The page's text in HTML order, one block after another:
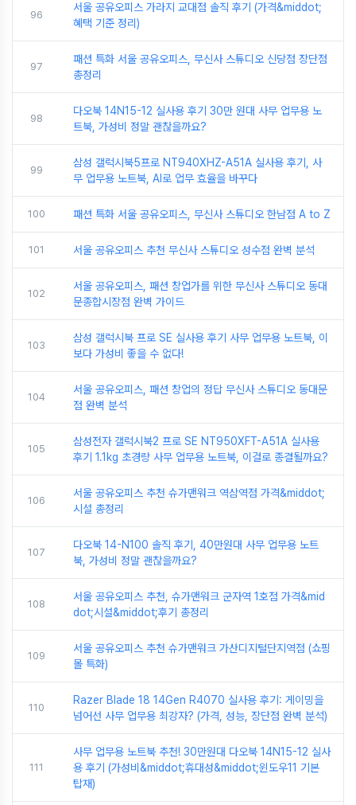
96
서울 공유오피스 가라지 교대점 솔직 후기 (가격&middot;
혜택 기준 정리)
97
패션 특화 서울 공유오피스, 무신사 스튜디오 신당점 장단점
총정리
98
다오북 14N15-12 실사용 후기 30만 원대 사무 업무용 노
트북, 가성비 정말 괜찮을까요?
99
삼성 갤럭시북5프로 NT940XHZ-A51A 실사용 후기, 사
무 업무용 노트북, AI로 업무 효율을 바꾸다
100 패션 특화 서울 공유오피스, 무신사 스튜디오 한남점 A to Z
101 서울 공유오피스 추천 무신사 스튜디오 성수점 완벽 분석
102
서울 공유오피스, 패션 창업가를 위한 무신사 스튜디오 동대
문종합시장점 완벽 가이드
103
삼성 갤럭시북 프로 SE 실사용 후기 사무 업무용 노트북, 이
보다 가성비 좋을 수 없다!
104
서울 공유오피스, 패션 창업의 정답 무신사 스튜디오 동대문
점 완벽 분석
105
삼성전자 갤럭시북2 프로 SE NT950XFT-A51A 실사용
후기 1.1kg 초경량 사무 업무용 노트북, 이걸로 종결될까요?
106
서울 공유오피스 추천 슈가맨워크 역삼역점 가격&middot;
시설 총정리
107
다오북 14-N100 솔직 후기, 40만원대 사무 업무용 노트
북, 가성비 정말 괜찮을까요?
108
서울 공유오피스 추천, 슈가맨워크 군자역 1호점 가격&mid
dot;시설&middot;후기 총정리
109
서울 공유오피스 추천 슈가맨워크 가산디지털단지역점 (쇼핑
몰 특화)
110
Razer Blade 18 14Gen R4070 실사용 후기: 게이밍을
넘어선 사무 업무용 최강자? (가격, 성능, 장단점 완벽 분석)
111
사무 업무용 노트북 추천! 30만원대 다오북 14N15-12 실사
용 후기 (가성비&middot;휴대성&middot;윈도우11 기본
탑재)